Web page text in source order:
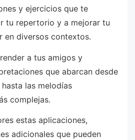
y ejercicios que te
tu repertorio y a mejorar tu
en diversos contextos.
a tus amigos y
que abarcan desde
las melodías
complejas.
estas aplicaciones,
adicionales que pueden